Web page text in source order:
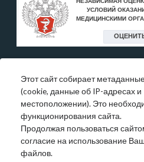
* Цены, указанные на сайте,
информативный характер и
изменены.
Окончательную информация
администратора в регистратуре
+7 (343) 355-56-57.
© 1993-2026 ООО МО «Новая
Этот сайт собирает
(cookie, данные об IP-адресах и
местоположении). Это
функционирования сайта.
Продолжая пользоваться
согласие на использование
файлов.